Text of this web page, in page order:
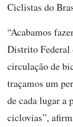
Ciclistas do
“Acabamos
Distrito Federal
circulação de
traçamos um
de cada lugar a
ciclovias”,